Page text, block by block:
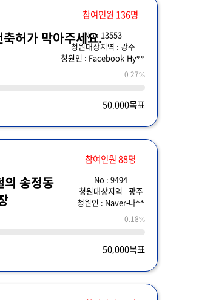
참여인원 136명
허가 막아주세요.No : 13553
청원대상지역 : 광주
청원인 : Facebook-Hy**
0.27%
50,000목표
참여인원 88명
의 송정동
No : 9494
청원대상지역 : 광주
청원인 : Naver-나**
0.18%
50,000목표